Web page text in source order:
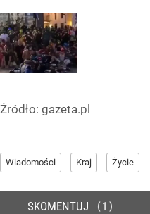
Źródło: gazeta.pl
Wiadomości Kraj Życie
SKOMENTUJ 1